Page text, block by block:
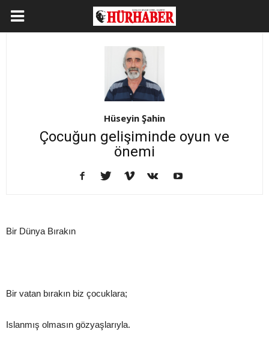
Hüseyin Şahin
Çocuğun gelişiminde oyun ve
önemi
Bir Dünya Bırakın
Bir vatan bırakın biz çocuklara;
Islanmış olmasın gözyaşlarıyla.